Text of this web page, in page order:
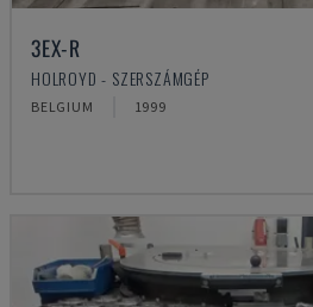
3EX-R
HOLROYD - SZERSZÁMGÉP
BELGIUM 1999